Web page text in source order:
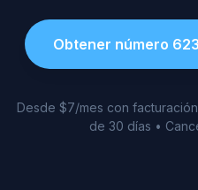
Obtener número 623
Desde $7/mes con
de 30 días •